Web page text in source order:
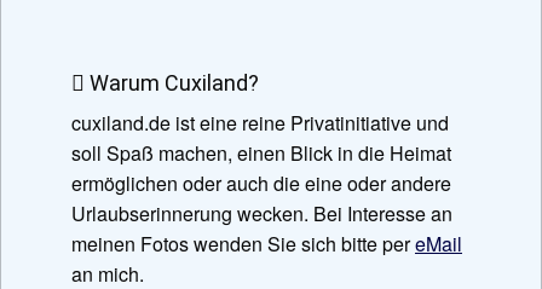
Warum Cuxiland?
cuxiland.de ist eine reine Privatinitiative und
soll Spaß machen, einen Blick in die Heimat
ermöglichen oder auch die eine oder andere
Urlaubserinnerung wecken. Bei Interesse an
meinen Fotos wenden Sie sich bitte pereMail
an mich.